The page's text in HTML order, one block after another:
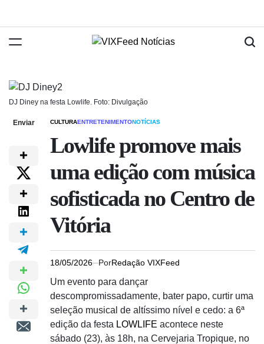
DJ Diney na festa Lowlife. Foto: Divulgação
Enviar CULTURAENTRETENIMENTONOTÍCIAS
Lowlife promove mais
uma edição com música
sofisticada no Centro de
Vitória
18/05/2026 PorRedação VIXFeed
Um evento para dançar
descompromissadamente, bater papo, curtir uma
seleção musical de altíssimo nível e cedo: a 6ª
edição da festa LOWLIFE acontece neste
sábado (23), às 18h, na Cervejaria Tropique, no